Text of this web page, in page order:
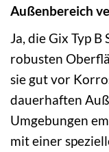
Außenbereich
Ja, die Gix Typ
robusten
sie gut vor
dauerhaften
Umgebungen
mit einer